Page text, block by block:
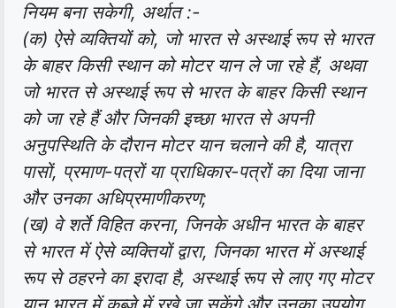
नियम बना सकेगी, अर्थात :-
(क) ऐसे व्यक्तियों को, जो भारत से अस्थाई रूप से भारत
के बाहर किसी स्थान को मोटर यान ले जा रहे हैं, अथवा
जो भारत से अस्थाई रूप से भारत के बाहर किसी स्थान
को जा रहे हैं और जिनकी इच्छा भारत से अपनी
अनुपस्थिति के दौरान मोटर यान चलाने की है, यात्रा
पासों, प्रमाण-पत्रों या प्राधिकार-पत्रों का दिया जाना
और उनका अधिप्रमाणीकरण;
(ख) वे शर्ते विहित करना, जिनके अधीन भारत के बाहर
से भारत में ऐसे व्यक्तियों द्वारा, जिनका भारत में अस्थाई
रूप से ठहरने का इरादा है, अस्थाई रूप से लाए गए मोटर